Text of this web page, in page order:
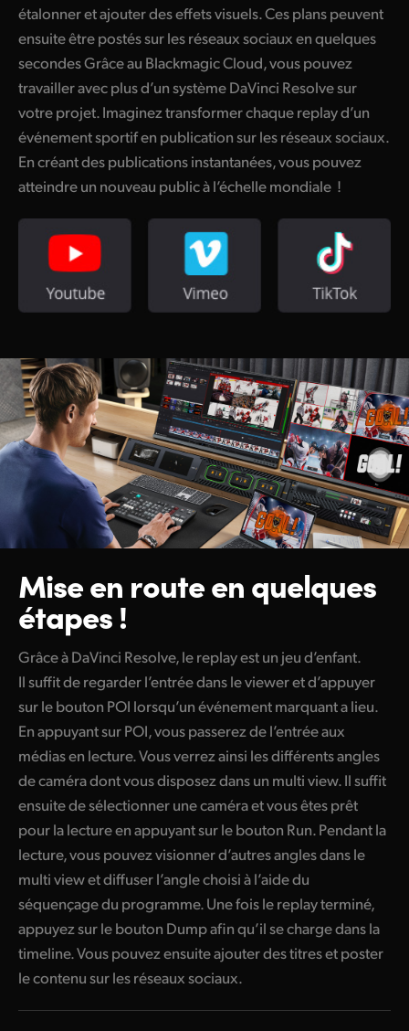
étalonner et ajouter des effets visuels. Ces plans peuvent
ensuite être postés sur les réseaux sociaux en quelques
secondes Grâce au Blackmagic Cloud, vous pouvez
travailler avec plus d’un système DaVinci Resolve sur
votre projet. Imaginez transformer chaque replay d’un
événement sportif en publication sur les réseaux sociaux.
En créant des publications instantanées, vous pouvez
atteindre un nouveau public à l’échelle mondiale !
Mise en routeen quelques
étapes !
Grâce à DaVinci Resolve, le replay est un jeu d’enfant.
Il suffit de regarder l’entrée dans le viewer et d’appuyer
sur le bouton POI lorsqu’un événement marquant a lieu.
En appuyant sur POI, vous passerez de l’entrée aux
médias en lecture. Vous verrez ainsi les différents angles
de caméra dont vous disposez dans un multi view. Il suffit
ensuite de sélectionner une caméra et vous êtes prêt
pour la lecture en appuyant sur le bouton Run. Pendant la
lecture, vous pouvez visionner d’autres angles dans le
multi view et diffuser l’angle choisi à l’aide du
séquençage du programme. Une fois le replay terminé,
appuyez sur le bouton Dump afin qu’il se charge dans la
timeline. Vous pouvez ensuite ajouter des titres et poster
le contenu sur les réseaux sociaux.